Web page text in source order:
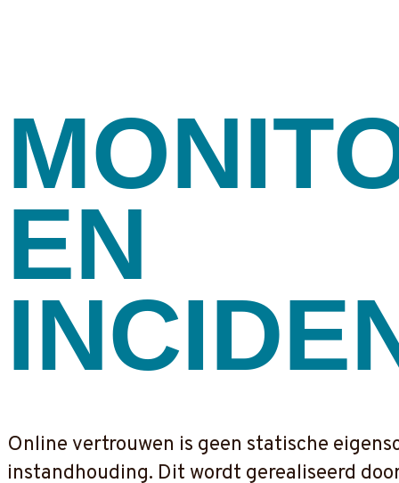
EN
Online vertrouwen is geen statische
instandhouding. Dit wordt gerealiseerd